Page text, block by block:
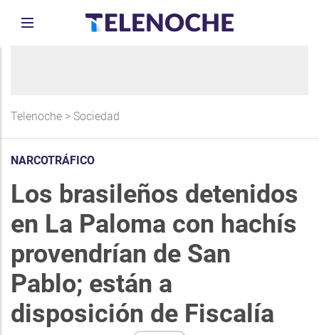
Telenoche > Sociedad
NARCOTRÁFICO
Los brasileños detenidos
en La Paloma con hachís
provendrían de San
Pablo; están a
disposición de Fiscalía